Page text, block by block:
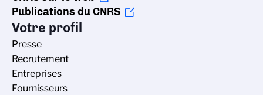
Publications du CNRS
Votre profil
Presse
Recrutement
Entreprises
Fournisseurs